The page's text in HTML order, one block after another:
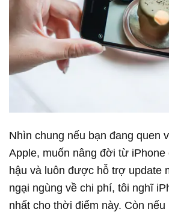
Nhìn chung nếu bạn đang quen
Apple, muốn nâng đời từ iPhone
hậu và luôn được hỗ trợ update
ngại ngùng về chi phí, tôi nghĩ
nhất cho thời điểm này. Còn